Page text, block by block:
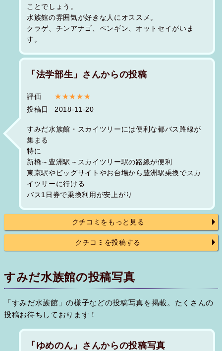
ことでしょう。
水族館の雰囲気が好きな人にオススメ。
クラゲ、チンアナゴ、ペンギン、オットセイがいま
す。
「法学部生」さんからの投稿
評価
★★★★★
投稿日
2018-11-20
すみだ水族館・スカイツリーには便利な都バス路線が
集まる
特に
新橋～豊洲駅～スカイツリー駅の路線が便利
東京駅やビッグサイトやお台場から豊洲駅乗換でスカ
イツリーに行ける
バス1日券で乗換利用が安上がり
クチコミをもっと見る
クチコミを投稿する
すみだ水族館の投稿写真
「すみだ水族館」の様子などの投稿写真を掲載。たくさんの
投稿お待ちしております！
「ゆめのん」さんからの投稿写真